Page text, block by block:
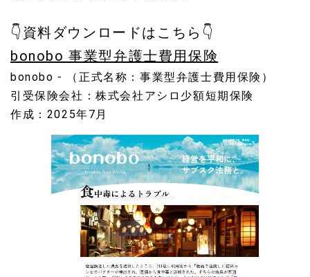
👇資料ダウンロードはこちら👇
bonobo 事業型弁護士費用保険
bonobo - （正式名称：事業型弁護士費用保険）
引受保険会社：株式会社アシロ少額短期保険
作成：2025年7月